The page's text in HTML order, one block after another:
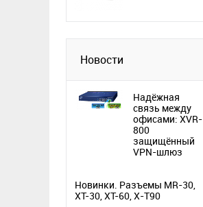
Новости
Надёжная
связь между
офисами: XVR-
800
защищённый
VPN-шлюз
Новинки. Разъемы MR-30,
XT-30, XT-60, X-T90